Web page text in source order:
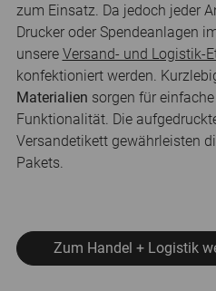
zum Einsatz. Da jedoch jeder
Drucker oder Spendeanlagen
unsere Versand- und Logistik-
konfektioniert werden.
Materialien sorgen für
Funktionalität. Die
Versandetikett gewährleisten
Pakets.
Zum Handel + Logistik